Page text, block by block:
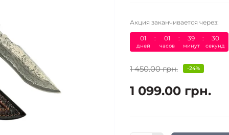
Акция заканчивается через:
01
дней
: 01
часов
: 39
минут
: 29
секунд
1 450.00 грн. -24%
1 099.00 грн.